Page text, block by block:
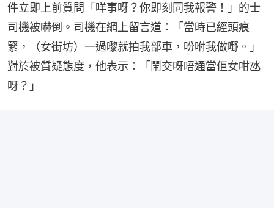
件立即上前質問「咩事呀？你即刻同我報警！」的士
司機被嚇倒。司機在網上留言道：「當時已經頭痕
緊，（女街坊）一過嚟就拍我部車，吩咐我做嘢。」
對於被質疑態度，他表示：「鬧交呀唔通當佢女咁氹
呀？」